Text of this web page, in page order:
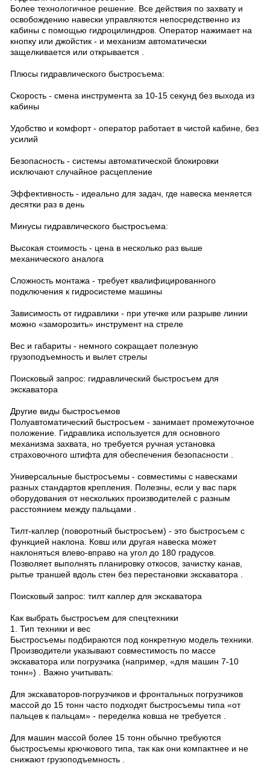
Более технологичное решение. Все действия по захвату и
освобождению навески управляются непосредственно из
кабины с помощью гидроцилиндров. Оператор нажимает на
кнопку или джойстик - и механизм автоматически
защелкивается или открывается .
Плюсы гидравлического быстросъема:
Скорость - смена инструмента за 10-15 секунд без выхода из
кабины
Удобство и комфорт - оператор работает в чистой кабине, без
усилий
Безопасность - системы автоматической блокировки
исключают случайное расцепление
Эффективность - идеально для задач, где навеска меняется
десятки раз в день
Минусы гидравлического быстросъема:
Высокая стоимость - цена в несколько раз выше
механического аналога
Сложность монтажа - требует квалифицированного
подключения к гидросистеме машины
Зависимость от гидравлики - при утечке или разрыве линии
можно «заморозить» инструмент на стреле
Вес и габариты - немного сокращает полезную
грузоподъемность и вылет стрелы
Поисковый запрос: гидравлический быстросъем для
экскаватора
Другие виды быстросъемов
Полуавтоматический быстросъем - занимает промежуточное
положение. Гидравлика используется для основного
механизма захвата, но требуется ручная установка
страховочного штифта для обеспечения безопасности .
Универсальные быстросъемы - совместимы с навесками
разных стандартов крепления. Полезны, если у вас парк
оборудования от нескольких производителей с разным
расстоянием между пальцами .
Тилт-каплер (поворотный быстросъем) - это быстросъем с
функцией наклона. Ковш или другая навеска может
наклоняться влево-вправо на угол до 180 градусов.
Позволяет выполнять планировку откосов, зачистку канав,
рытье траншей вдоль стен без перестановки экскаватора .
Поисковый запрос: тилт каплер для экскаватора
Как выбрать быстросъем для спецтехники
1. Тип техники и вес
Быстросъемы подбираются под конкретную модель техники.
Производители указывают совместимость по массе
экскаватора или погрузчика (например, «для машин 7-10
тонн») . Важно учитывать:
Для экскаваторов-погрузчиков и фронтальных погрузчиков
массой до 15 тонн часто подходят быстросъемы типа «от
пальцев к пальцам» - переделка ковша не требуется .
Для машин массой более 15 тонн обычно требуются
быстросъемы крючкового типа, так как они компактнее и не
снижают грузоподъемность .